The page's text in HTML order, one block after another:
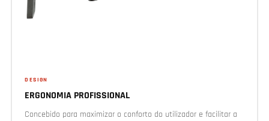
DESIGN
ERGONOMIA PROFISSIONAL
Concebido para maximizar o conforto do utilizador e facilitar a